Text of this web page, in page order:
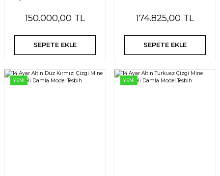
150.000,00 TL
SEPETE EKLE
174.825,00 TL
SEPETE EKLE
YENİ YENİ